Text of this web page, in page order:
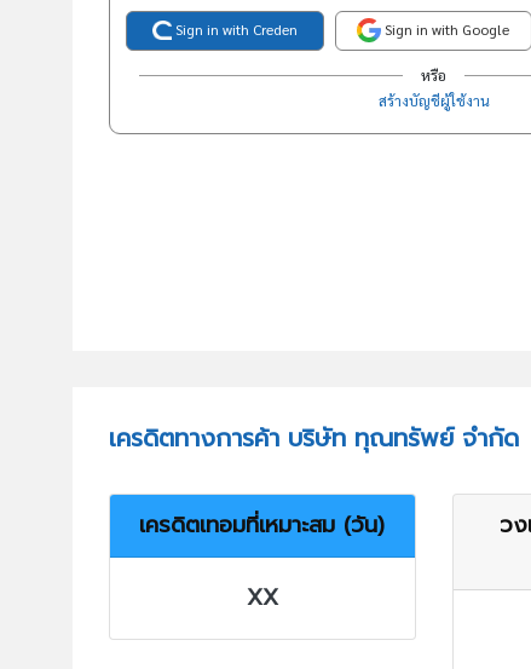
Sign in with Creden Sign in with Google
หรือ
สร้างบัญชีผู้ใช้งาน
เครดิตทางการค้า บริษัท ทุณทรัพย์ จำกัด
เครดิตเทอมที่เหมาะสม (วัน)
XX
วง